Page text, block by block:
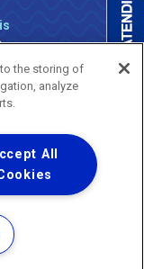
Reservados.
vida
de Dados
the storing of
analyze
All